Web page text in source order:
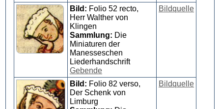
Bild: Folio 52 recto,
Herr Walther von
Klingen
Sammlung: Die
Miniaturen der
Manesseschen
Liederhandschrift
Gebende
Bildquelle
Bild: Folio 82 verso,
Der Schenk von
Limburg
Bildquelle